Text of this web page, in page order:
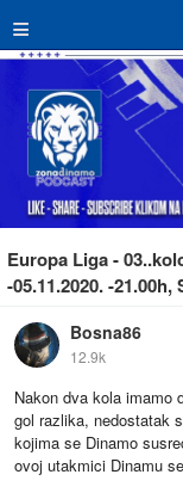
≡
Europa Liga -
-05.11.2020. -
Bosna86
12.9k
Nakon dva kola imamo
gol razlika, nedostatak
kojima se Dinamo
ovoj utakmici Dinamu